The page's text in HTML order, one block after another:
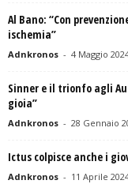
Al Bano: “Con
ischemia”
Adnkronos - 4 Maggio
Sinner e il trionfo agli
gioia”
Adnkronos - 28 Gennaio
Ictus colpisce anche i
Adnkronos - 11 Aprile